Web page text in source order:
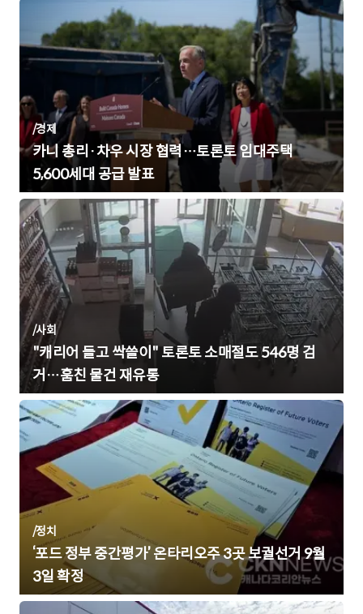
/경제
카니 총리·차우 시장 협력…토론토 임대주택
5,600세대 공급 발표
/사회
"캐리어 들고 싹쓸이" 토론토 소매절도 546명 검
거…훔친 물건 재유통
/정치
‘포드 정부 중간평가’ 온타리오주 3곳 보궐선거 9월
3일 확정